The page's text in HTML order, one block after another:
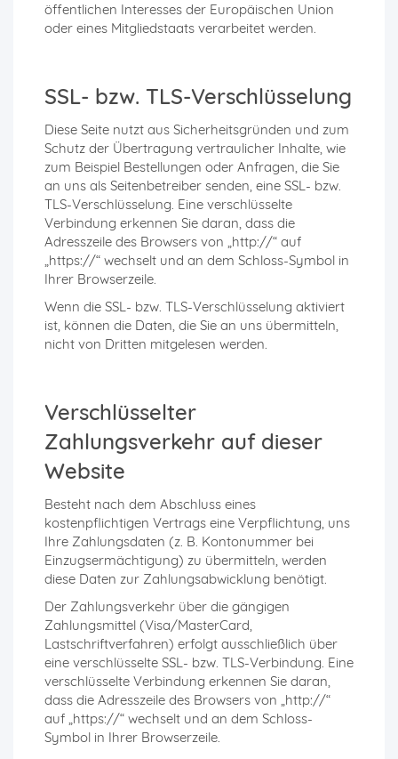
öffentlichen Interesses der Europäischen Union
oder eines Mitgliedstaats verarbeitet werden.
SSL- bzw. TLS-Verschlüsselung
Diese Seite nutzt aus Sicherheitsgründen und zum
Schutz der Übertragung vertraulicher Inhalte, wie
zum Beispiel Bestellungen oder Anfragen, die Sie
an uns als Seitenbetreiber senden, eine SSL- bzw.
TLS-Verschlüsselung. Eine verschlüsselte
Verbindung erkennen Sie daran, dass die
Adresszeile des Browsers von „http://“ auf
„https://“ wechselt und an dem Schloss-Symbol in
Ihrer Browserzeile.
Wenn die SSL- bzw. TLS-Verschlüsselung aktiviert
ist, können die Daten, die Sie an uns übermitteln,
nicht von Dritten mitgelesen werden.
Verschlüsselter
Zahlungsverkehr auf dieser
Website
Besteht nach dem Abschluss eines
kostenpflichtigen Vertrags eine Verpflichtung, uns
Ihre Zahlungsdaten (z. B. Kontonummer bei
Einzugsermächtigung) zu übermitteln, werden
diese Daten zur Zahlungsabwicklung benötigt.
Der Zahlungsverkehr über die gängigen
Zahlungsmittel (Visa/MasterCard,
Lastschriftverfahren) erfolgt ausschließlich über
eine verschlüsselte SSL- bzw. TLS-Verbindung. Eine
verschlüsselte Verbindung erkennen Sie daran,
dass die Adresszeile des Browsers von „http://“
auf „https://“ wechselt und an dem Schloss-
Symbol in Ihrer Browserzeile.